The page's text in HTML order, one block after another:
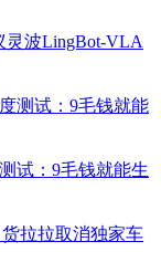
灵波LingBot-VLA
试：9毛钱就能生